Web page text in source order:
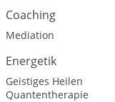
Coaching
Mediation
Energetik
Geistiges Heilen
Quantentherapie